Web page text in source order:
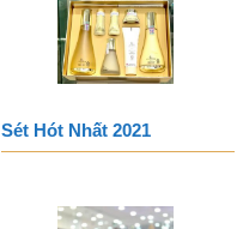
Sét Hót Nhất 2021